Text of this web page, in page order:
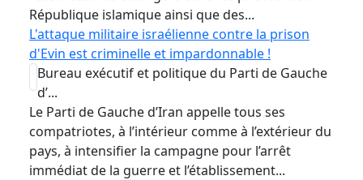
République islamique ainsi que des...
L'attaque militaire israélienne contre la prison
d'Evin est criminelle et impardonnable !
Bureau exécutif et politique du Parti de Gauche
d’...
Le Parti de Gauche d’Iran appelle tous ses
compatriotes, à l’intérieur comme à l’extérieur du
pays, à intensifier la campagne pour l’arrêt
immédiat de la guerre et l’établissement...